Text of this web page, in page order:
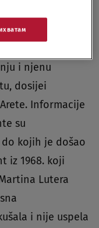
što joj je
i njenu
dosijei
Informacije
su
kojih je došao
iz 1968. koji
Lutera
i nije uspela